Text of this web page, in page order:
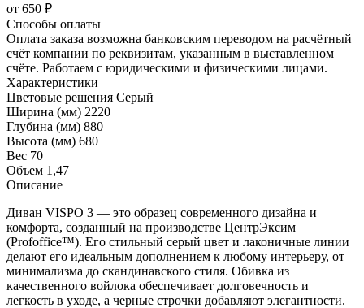
от 650 ₽
Способы оплаты
Оплата заказа возможна банковским переводом на расчётный
счёт компании по реквизитам, указанным в выставленном
счёте. Работаем с юридическими и физическими лицами.
Характеристики
Цветовые решения Серый
Ширина (мм) 2220
Глубина (мм) 880
Высота (мм) 680
Вес 70
Объем 1,47
Описание
Диван VISPO 3 — это образец современного дизайна и
комфорта, созданный на производстве ЦентрЭксим
(Profoffice™). Его стильный серый цвет и лаконичные линии
делают его идеальным дополнением к любому интерьеру, от
минимализма до скандинавского стиля. Обивка из
качественного войлока обеспечивает долговечность и
легкость в уходе, а черные строчки добавляют элегантности.